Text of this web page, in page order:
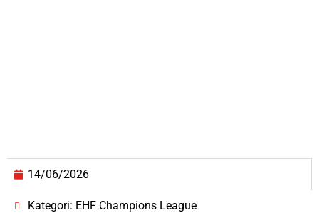
14/06/2026
Kategori: EHF Champions League